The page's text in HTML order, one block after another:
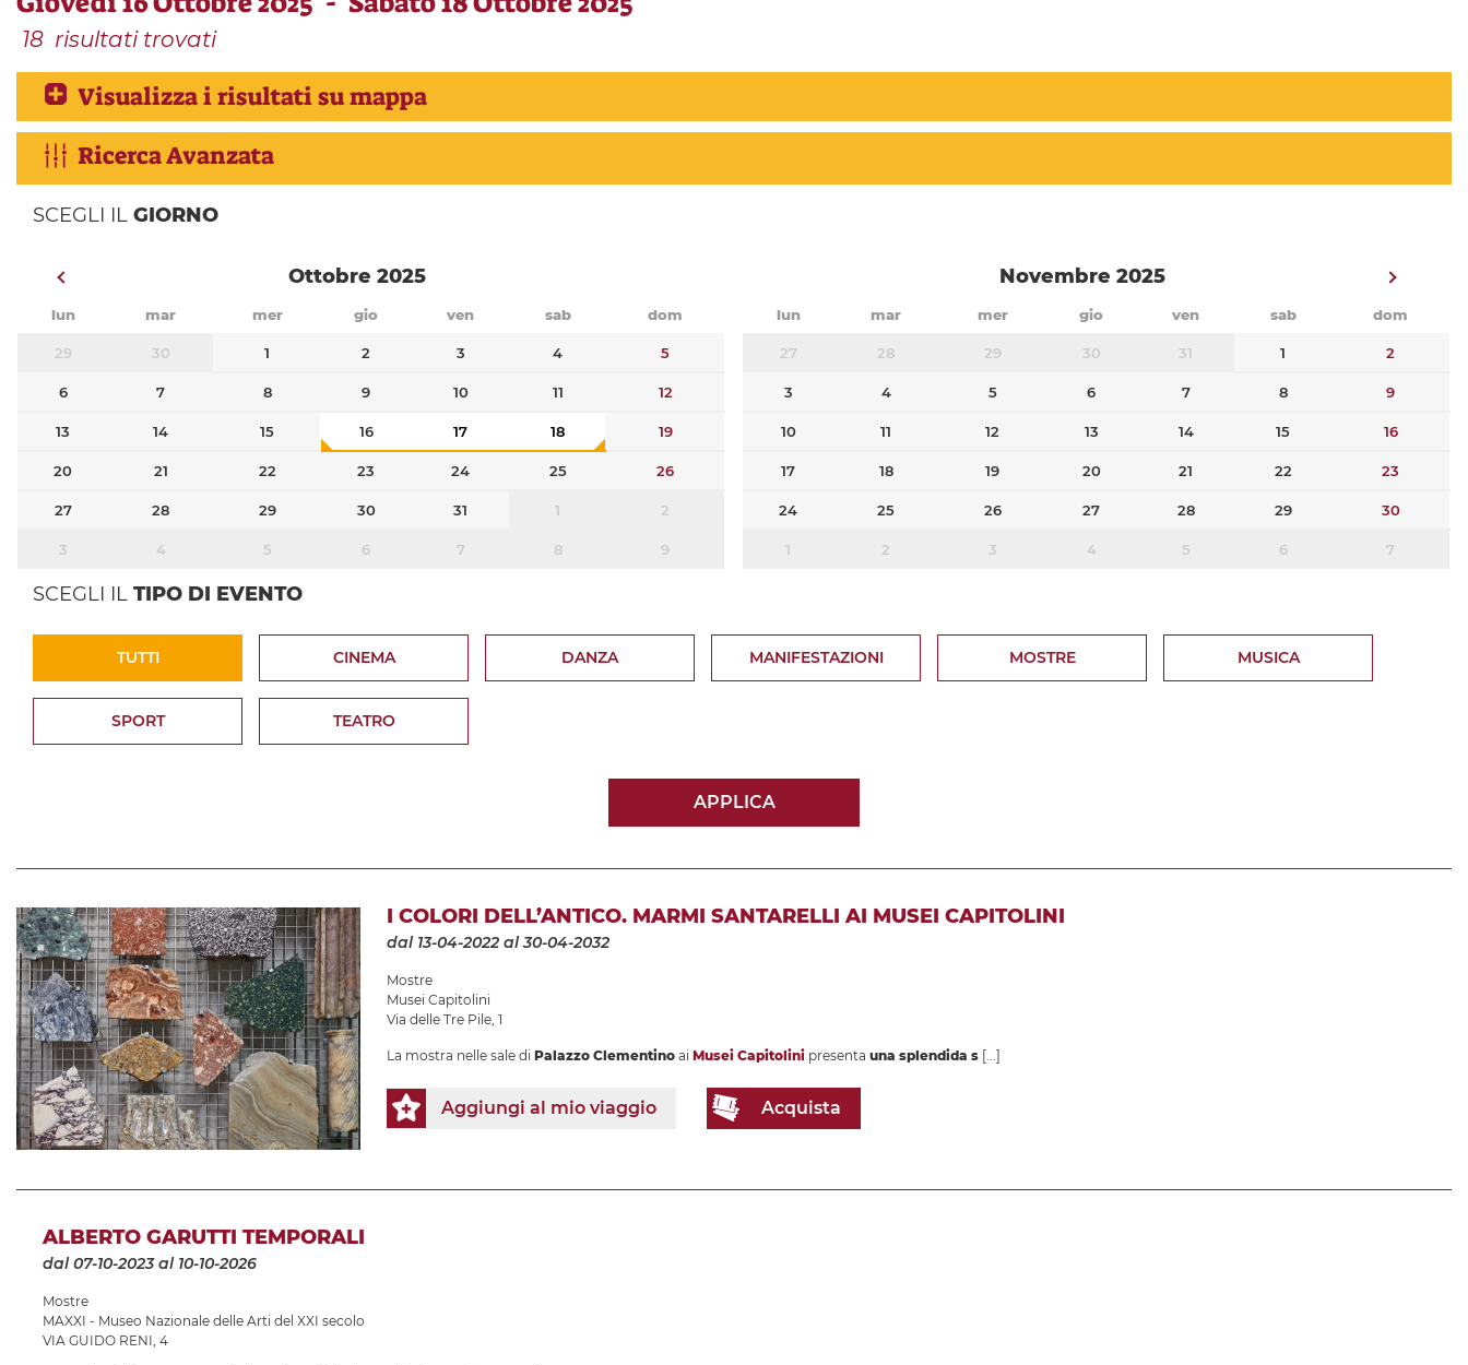
18 risultati trovati
Visualizza i risultati su mappa
Ricerca Avanzata
SCEGLI IL GIORNO
Ottobre 2025
lun mar mer gio ven sab dom
29 30 1 2 3 4 5
6 7 8 9 10 11 12
13 14 15 16 17 18 19
20 21 22 23 24 25 26
27 28 29 30 31 1 2
3 4 5 6 7 8 9
Novembre 2025
lun mar mer gio ven sab dom
27 28 29 30 31 1 2
3 4 5 6 7 8 9
10 11 12 13 14 15 16
17 18 19 20 21 22 23
24 25 26 27 28 29 30
1 2 3 4 5 6 7
SCEGLI IL TIPO DI EVENTO
TUTTI CINEMA DANZA MANIFESTAZIONI MOSTRE MUSICA
SPORT TEATRO
APPLICA
I COLORI DELL’ANTICO. MARMI SANTARELLI AI MUSEI CAPITOLINI
dal 13-04-2022 al 30-04-2032
Mostre
Musei Capitolini
Via delle Tre Pile, 1
La mostra nelle sale di Palazzo Clementino ai Musei Capitolini presenta una splendida s [...]
Aggiungi al mio viaggio Acquista
ALBERTO GARUTTI TEMPORALI
dal 07-10-2023al 10-10-2026
Mostre
MAXXI - Museo Nazionale delle Arti del XXI secolo
VIA GUIDO RENI, 4